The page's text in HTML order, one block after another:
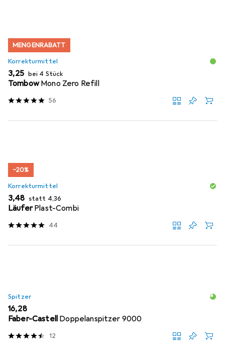
MENGENRABATT
Korrekturmittel
EUR
3,25 bei 4 Stück
Tombow Mono Zero Refill
56
−20%
Korrekturmittel
EUR
3,48 statt EUR
4,36
Läufer Plast-Combi
44
Spitzer
EUR
16,28
Faber-Castell Doppelanspitzer 9000
12